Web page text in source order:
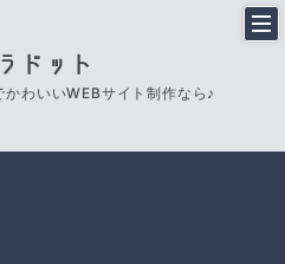
ドット
わいいWEBサイト制作なら♪